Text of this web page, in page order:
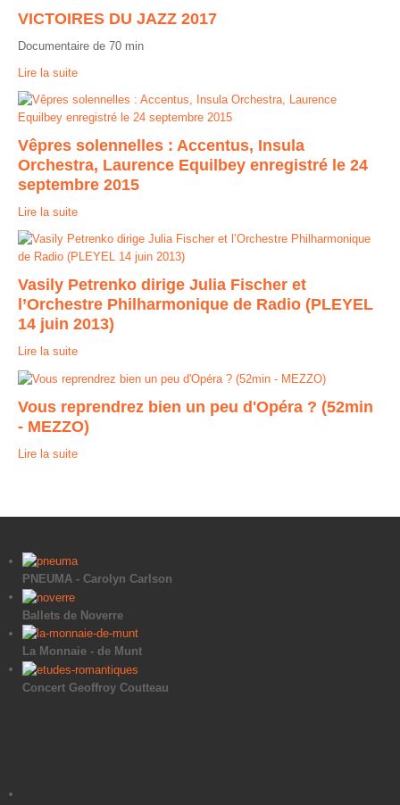
Contact
VICTOIRES DU JAZZ 2017
Documentaire de 70 min
Lire la suite
Vêpres solennelles : Accentus, Insula
Orchestra, Laurence Equilbey enregistré le 24
septembre 2015
Lire la suite
Vasily Petrenko dirige Julia Fischer et
l’Orchestre Philharmonique de Radio (PLEYEL
14 juin 2013)
Lire la suite
Vous reprendrez bien un peu d'Opéra ? (52min
- MEZZO)
Lire la suite
PNEUMA - Carolyn Carlson
Ballets de Noverre
La Monnaie - de Munt
Concert Geoffroy Coutteau